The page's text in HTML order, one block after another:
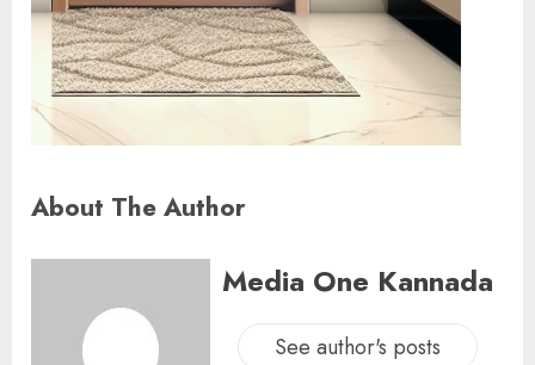
About The Author
Media One Kannada
See author's posts